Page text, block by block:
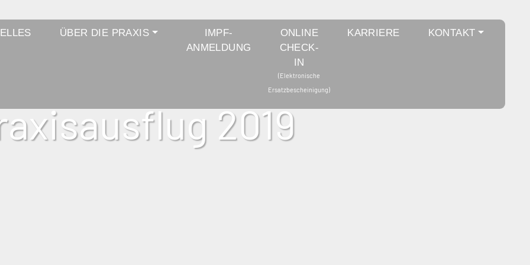
ÜBER DIE PRAXIS
IMPF-
ANMELDUNG
ONLINE
CHECK-
IN
KARRIERE KONTAKT
2019